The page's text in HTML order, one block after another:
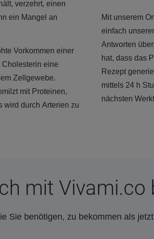
verzehrt, einen
ein Mangel an
Vorkommen einer
Cholesterin eine
Zellgewebe.
mit Proteinen,
wird durch Arterien zu
Mit unserem
einfach
Antworten
hat, dass das
Rezept
mittels 24 h
nächsten
mit Vivami.co
Sie benötigen, zu bekommen als